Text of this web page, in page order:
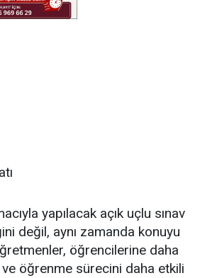
yapılacak açık uçlu sınav
değil, aynı zamanda konuyu
öğrencilerine daha
öğrenme sürecini daha etkili